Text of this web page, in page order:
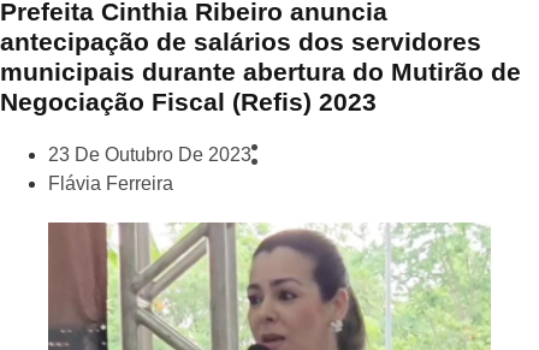
Prefeita Cinthia Ribeiro anuncia
antecipação de salários dos servidores
municipais durante abertura do Mutirão de
Negociação Fiscal (Refis) 2023
23 De Outubro De 2023
Flávia Ferreira